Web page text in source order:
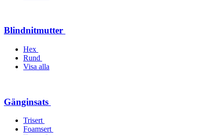
Blindnitmutter
Hex
Rund
Visa alla
Gänginsats
Trisert
Foamsert